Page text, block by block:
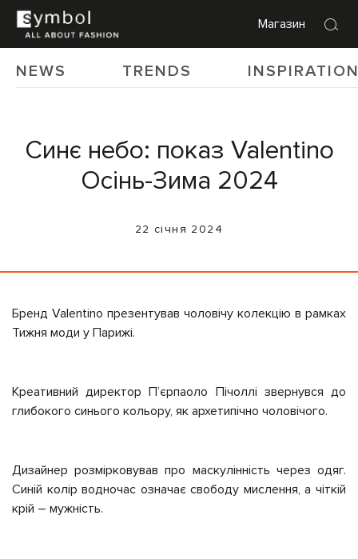
Магазин
NEWS TRENDS
Синє небо: показ Valentino
Осінь-Зима 2024
22 січня 2024
Бренд Valentino презентував чоловічу колекцію в рамках
Тижня моди у Парижі.
Креативний директор Пʼєрпаоло Пічоллі звернувся до
глибокого синього кольору, як архетипічно чоловічого.
Дизайнер розмірковував про маскулінність через одяг.
Синій колір водночас означає свободу мислення, а чіткій
крій – мужність.